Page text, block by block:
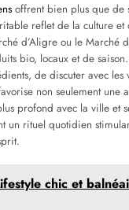
offrent bien plus que de
reflet de la culture et
d’Aligre ou le Marché
bio, locaux et de
de discuter avec les
non seulement une
profond avec la ville et
un rituel quotidien
chic et